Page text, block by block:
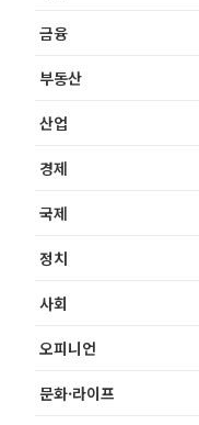
금융
부동산
산업
경제
국제
정치
사회
오피니언
문화·라이프